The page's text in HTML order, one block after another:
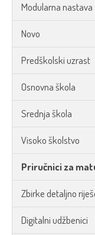
Modularna nastava
Novo
Predškolski uzrast
Osnovna škola
Srednja škola
Visoko školstvo
Priručnici za
Zbirke detaljno
Digitalni udžbenici